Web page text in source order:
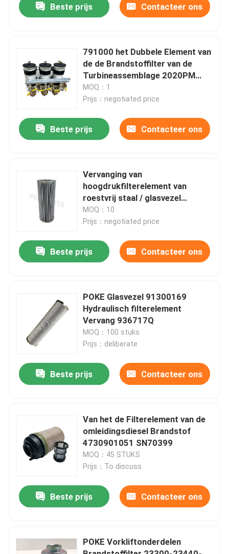
Huis
Videos
Fabrieksrondleiding
Kwaliteitscontrole
Een offerte aanvragen
Hydraulische filterelement
Het Element van de brandstoffilter
Beste prijs Contacteer ons
791000 het Dubbele Element van
de de Brandstoffilter van de
Turbineassemblage 2020PM
791000FHV30 771000MA
MOQ：1
Prijs：negotiated price
Beste prijs Contacteer ons
Vervanging van
hoogdrukfilterelement van
roestvrij staal / glasvezel
BG00209945
MOQ：10
Prijs：negotiated price
Beste prijs Contacteer ons
POKE Glasvezel 91300169
Hydraulisch filterelement
Vervang 936717Q
MOQ：100 stuks
Prijs：deliberate
Beste prijs Contacteer ons
Van het de Filterelement van de
omleidingsdiesel Brandstof
4730901051 SN70399
MOQ：45 STUKS
Prijs：To discuss
Beste prijs Contacteer ons
POKE Vorkliftonderdelen